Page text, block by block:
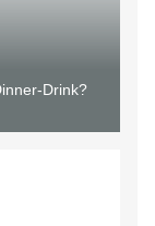
Drink?